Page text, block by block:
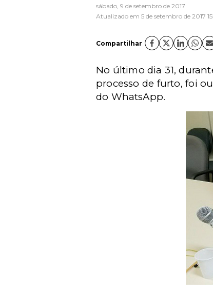
sábado, 9 de setembro de 2017
Atualizado em 5 de setembro de 2017
Compartilhar
No último dia 31,
processo de furto, foi
do WhatsApp.